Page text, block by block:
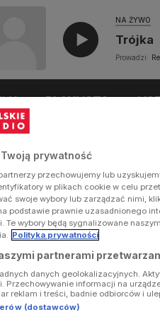
NA ŻYWO
Trójka
Prowadzi:
PLAYLISTA
Twoją prywatność
przechowujemy lub
w plikach cookie w celu
swoje wybory lub zarządzać nimi,
podstawie prawnie uzasadnionego
Te wybory będą sygnalizowane
Polityka prywatności
partnerami
danych geolokalizacyjnych.
Przechowywanie informacji na
reklam i treści, badnie odbiorców i
(dostawców)